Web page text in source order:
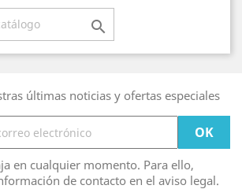

últimas noticias y ofertas especiales
en cualquier momento. Para ello,
de contacto en el aviso legal.